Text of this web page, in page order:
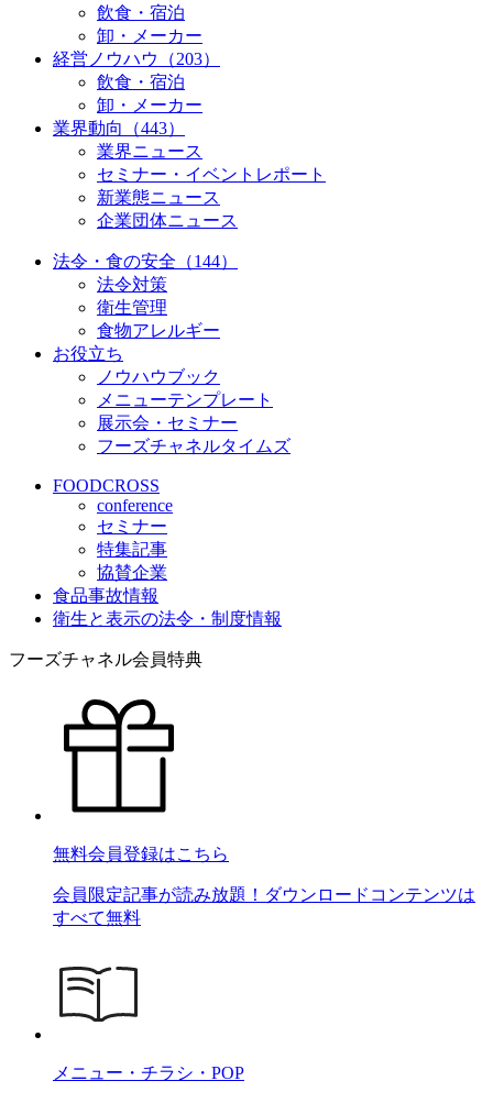
飲食・宿泊
卸・メーカー
経営ノウハウ（203）
飲食・宿泊
卸・メーカー
業界動向（443）
業界ニュース
セミナー・イベントレポート
新業態ニュース
企業団体ニュース
法令・食の安全（144）
法令対策
衛生管理
食物アレルギー
お役立ち
ノウハウブック
メニューテンプレート
展示会・セミナー
フーズチャネルタイムズ
FOODCROSS
conference
セミナー
特集記事
協賛企業
食品事故情報
衛生と表示の法令・制度情報
フーズチャネル会員特典
無料会員登録はこちら
会員限定記事が読み放題！ダウンロードコンテンツは
すべて無料
メニュー・チラシ・POP